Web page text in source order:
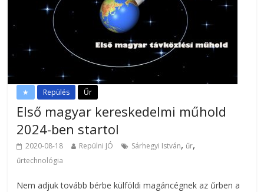
★ Repülés Űr
Első magyar kereskedelmi műhold
2024-ben startol
2020-08-18 Repülni JÓ Sárhegyi István, űr,
űrtechnológia
Nem adjuk tovább bérbe külföldi magáncégnek az űrben a